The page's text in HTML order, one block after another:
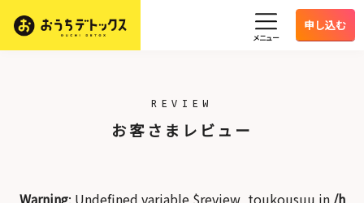
メニュー
申し込む
REVIEW
お客さまレビュー
Warning: Undefined variable $review_toukousuu in /h